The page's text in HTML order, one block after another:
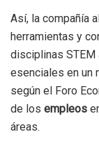
Así, la compañía
herramientas y
disciplinas
esenciales en un
según el Foro
de los empleos
áreas.